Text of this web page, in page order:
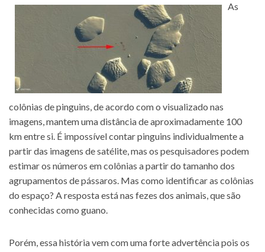
As
colônias de pinguins, de acordo com o visualizado nas
imagens, mantem uma distância de aproximadamente 100
km entre si. É impossível contar pinguins individualmente a
partir das imagens de satélite, mas os pesquisadores podem
estimar os números em colônias a partir do tamanho dos
agrupamentos de pássaros. Mas como identificar as colônias
do espaço? A resposta está nas fezes dos animais, que são
conhecidas como guano.
Porém, essa história vem com uma forte advertência pois os